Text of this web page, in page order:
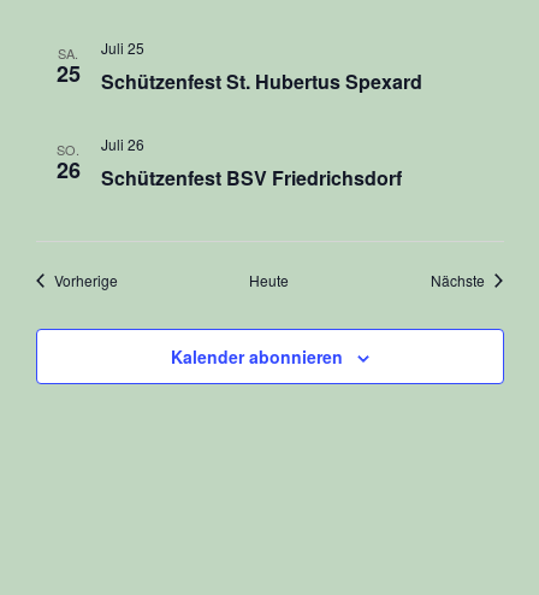
SA.
25
Juli 25
Schützenfest St. Hubertus Spexard
SO.
26
Juli 26
Schützenfest BSV Friedrichsdorf
VorherigeVeranstaltungen Heute Nächste
Kalender abonnieren